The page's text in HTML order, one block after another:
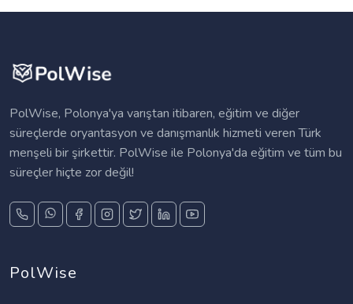
PolWise, Polonya'ya varıştan itibaren, eğitim ve diğer
süreçlerde oryantasyon ve danışmanlık hizmeti veren Türk
menşeli bir şirkettir. PolWise ile Polonya'da eğitim ve tüm bu
süreçler hiçte zor değil!
PolWise